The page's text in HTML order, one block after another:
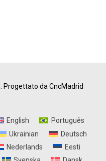
Progettato da CncMadrid
English
Português
Ukrainian
Deutsch
Nederlands
Eesti